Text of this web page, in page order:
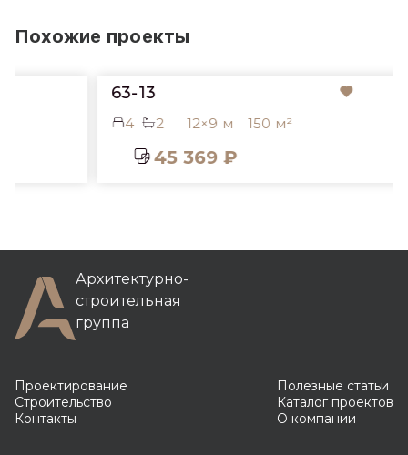
Похожие проекты
63-13
2 12×9 м 150 м²
45 369 ₽
Архитектурно-
строительная
группа
Проектирование
Строительство
Контакты
Полезные статьи
Каталог проектов
О компании